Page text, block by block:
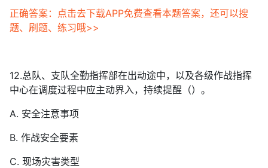
正确答案：点击去下载APP免费查看本题答案，还可以搜
题、刷题、练习哦>>
12.总队、支队全勤指挥部在出动途中，以及各级作战指挥
中心在调度过程中应主动界入，持续提醒（）。
A. 安全注意事项
B. 作战安全要素
C. 现场灾害类型